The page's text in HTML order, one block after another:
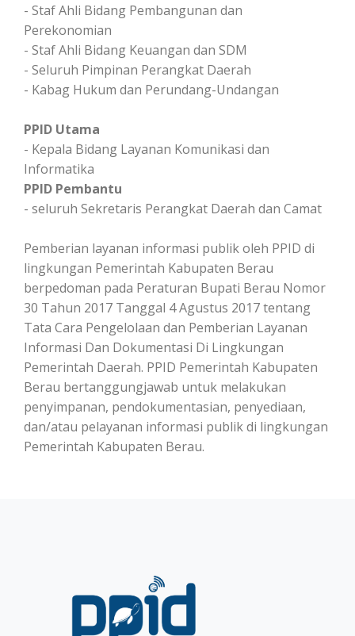
- Staf Ahli Bidang Pembangunan dan
Perekonomian
- Staf Ahli Bidang Keuangan dan SDM
- Seluruh Pimpinan Perangkat Daerah
- Kabag Hukum dan Perundang-Undangan
PPID Utama
- Kepala Bidang Layanan Komunikasi dan
Informatika
PPID Pembantu
- seluruh Sekretaris Perangkat Daerah dan Camat
Pemberian layanan informasi publik oleh PPID di
lingkungan Pemerintah Kabupaten Berau
berpedoman pada Peraturan Bupati Berau Nomor
30 Tahun 2017 Tanggal 4 Agustus 2017 tentang
Tata Cara Pengelolaan dan Pemberian Layanan
Informasi Dan Dokumentasi Di Lingkungan
Pemerintah Daerah. PPID Pemerintah Kabupaten
Berau bertanggungjawab untuk melakukan
penyimpanan, pendokumentasian, penyediaan,
dan/atau pelayanan informasi publik di lingkungan
Pemerintah Kabupaten Berau.